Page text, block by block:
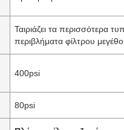
Ταιριάζει τα περισσότερα
περιβλήματα φίλτρου
400psi
80psi